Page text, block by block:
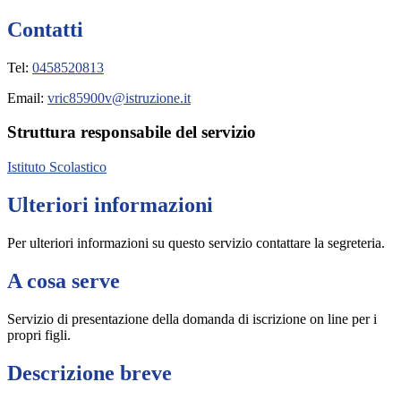
Contatti
Tel: 0458520813
Email: vric85900v@istruzione.it
Struttura responsabile del servizio
Istituto Scolastico
Ulteriori informazioni
Per ulteriori informazioni su questo servizio contattare la segreteria.
A cosa serve
Servizio di presentazione della domanda di iscrizione on line per i
propri figli.
Descrizione breve